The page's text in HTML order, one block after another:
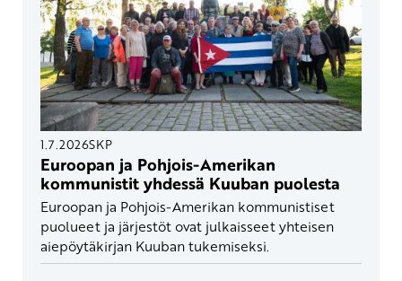
1.7.2026SKP
Euroopan ja Pohjois-Amerikan
kommunistit yhdessä Kuuban puolesta
Euroopan ja Pohjois-Amerikan kommunistiset
puolueet ja järjestöt ovat julkaisseet yhteisen
aiepöytäkirjan Kuuban tukemiseksi.